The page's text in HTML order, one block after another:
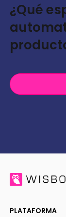
¿Qué
PLATAFORMA